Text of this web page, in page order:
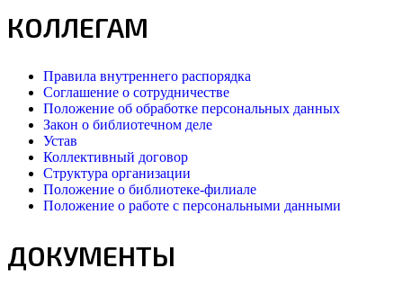
КОЛЛЕГАМ
Правила внутреннего распорядка
Соглашение о сотрудничестве
Положение об обработке персональных данных
Закон о библиотечном деле
Устав
Коллективный договор
Структура организации
Положение о библиотеке-филиале
Положение о работе с персональными данными
ДОКУМЕНТЫ